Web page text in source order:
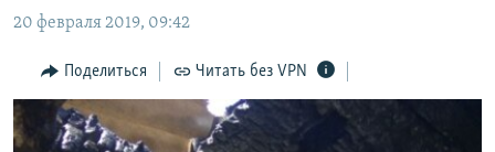
главной
навигации
Вернутся
поиску
11 ЛЕТ ОККУПАЦИИ КРЫМА. 11 ИСТОРИЙ СОПРОТИВЛЕНИЯ
ЕЩЕ
ИНТЕРАКТИВ
ИНФОГРАФИКА
РАДІО СВОБОДА
КАК ОБОЙТИ БЛОКИРОВКУ
20 февраля 2019, 09:42
Поделиться Читать без VPN